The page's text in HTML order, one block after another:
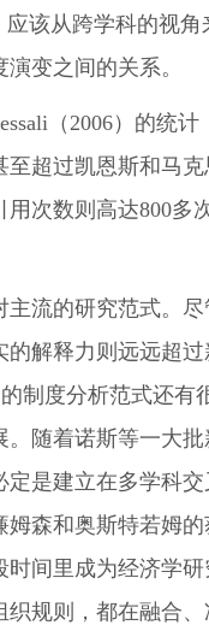
该从跨学科的视
变之间的关系。
（2006）的统
超过凯恩斯和马
次数则高达800
流的研究范式。
解释力则远远超
制度分析范式还
随着诺斯等一大
是建立在多学科
森和奥斯特若姆
间里成为经济学
规则，都在融合